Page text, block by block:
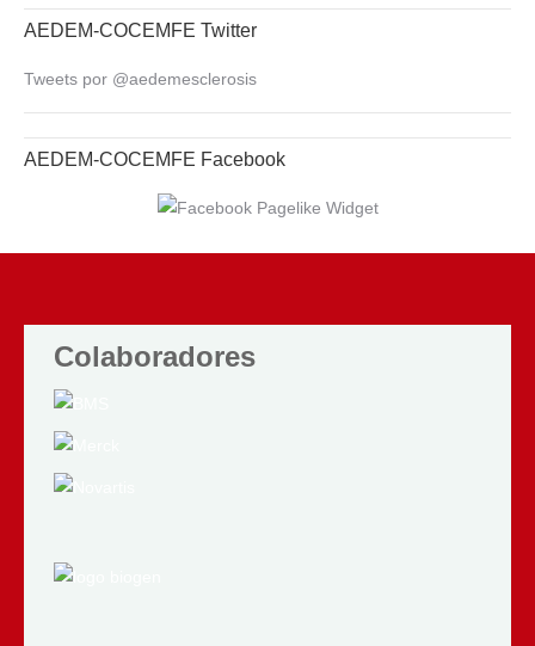
AEDEM-COCEMFE Twitter
Tweets por @aedemesclerosis
AEDEM-COCEMFE Facebook
Colaboradores